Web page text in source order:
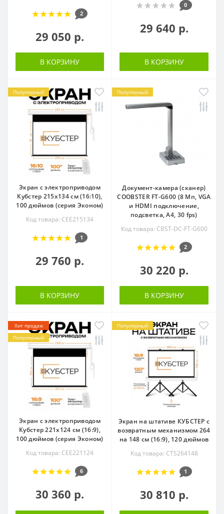
2
29 050 р.
В КОРЗИНУ
0
29 640 р.
В КОРЗИНУ
Популярный
Экран с электроприводом
Кубстер 215х134 см (16:10),
100 дюймов (серия Эконом)
Код товара: CEE215134
1
29 760 р.
В КОРЗИНУ
Популярный
Документ-камера (сканер)
COOBSTER FT-G600 (8 Мп, VGA
и HDMI подключение,
подсветка, А4, 30 fps)
Код товара: CBST-DC-FT-G600
2
30 220 р.
В КОРЗИНУ
Хит продаж
Популярный
Экран с электроприводом
Кубстер 221х124 см (16:9),
100 дюймов (серия Эконом)
Код товара: CEE221124
6
30 360 р.
Популярный
Экран на штативе КУБСТЕР с
возвратным механизмом 264
на 148 см (16:9), 120 дюймов
Код товара: CTS264148
1
30 810 р.